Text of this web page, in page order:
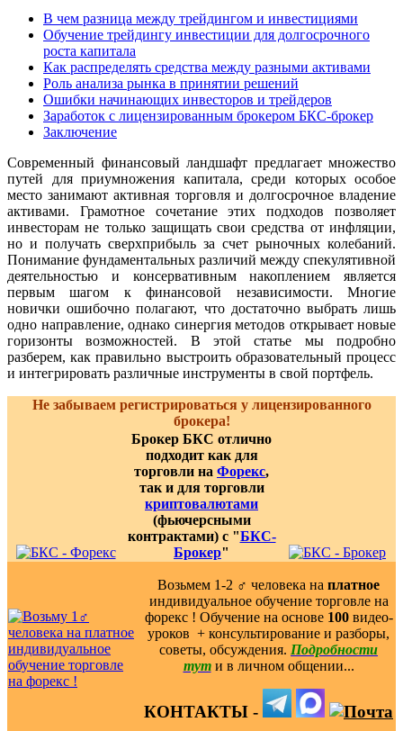
В чем разница между трейдингом и инвестициями
Обучение трейдингу инвестиции для долгосрочного
роста капитала
Как распределять средства между разными активами
Роль анализа рынка в принятии решений
Ошибки начинающих инвесторов и трейдеров
Заработок с лицензированным брокером БКС-брокер
Заключение
Современный финансовый ландшафт предлагает множество
путей для приумножения капитала, среди которых особое
место занимают активная торговля и долгосрочное владение
активами. Грамотное сочетание этих подходов позволяет
инвесторам не только защищать свои средства от инфляции,
но и получать сверхприбыль за счет рыночных колебаний.
Понимание фундаментальных различий между спекулятивной
деятельностью и консервативным накоплением является
первым шагом к финансовой независимости. Многие
новички ошибочно полагают, что достаточно выбрать лишь
одно направление, однако синергия методов открывает новые
горизонты возможностей. В этой статье мы подробно
разберем, как правильно выстроить образовательный процесс
и интегрировать различные инструменты в свой портфель.
Не забываем регистрироваться у лицензированного
брокера!
Брокер БКС отлично
подходит как для
торговли на Форекс,
так и для торговли
криптовалютами
(фьючерсными
контрактами) с "БКС-
Брокер"
Возьмем 1-2 ‍♂️ человека на платное
индивидуальное обучение торговле на
форекс ! Обучение на основе 100видео-
уроков ️ + консультирование и разборы,
советы, обсуждения. Подробности
тут и в личном общении...
КОНТАКТЫ -